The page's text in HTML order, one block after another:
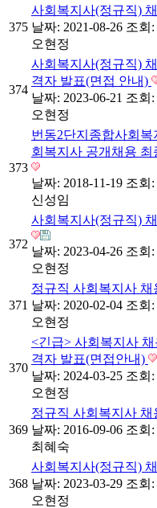
375
사회복지사(정규직)
날짜: 2021-08-26 조회:
오현정
374
사회복지사(정규직)
격자 발표(면접 안내)
날짜: 2023-06-21 조회:
오현정
373
번동2단지종합사회
회복지사 공개채용 최
날짜: 2018-11-19 조회:
신성임
372
사회복지사(정규직)
날짜: 2023-04-26 조회:
오현정
371
정규직 사회복지사 채
날짜: 2020-02-04 조회:
오현정
370
<긴급> 사회복지사
격자 발표(면접안내)
날짜: 2024-03-25 조회:
오현정
369
정규직 사회복지사 채
날짜: 2016-09-06 조회:
최혜숙
368
사회복지사(정규직)
날짜: 2023-03-29 조회:
오현정